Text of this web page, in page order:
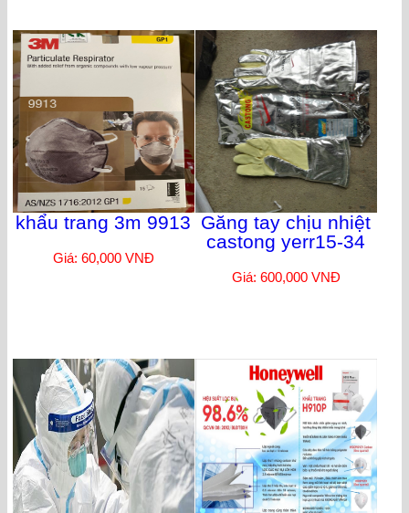
khẩu trang 3m 9913
Giá: 60,000 VNĐ
Găng tay chịu nhiệt
castong yerr15-34
Giá: 600,000 VNĐ